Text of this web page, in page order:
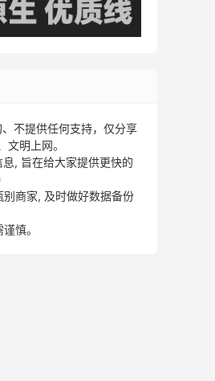
不提供任何支持，仅分享
文明上网。
, 旨在给大家提供更快的
商家, 及时做好数据备份
慎。